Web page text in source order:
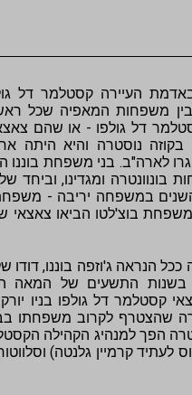
העיירה קסטלמר דל
משפחות המאפיה שכל
דל גולפו - או שהם
בקוזה נוסטרה והיא היתה
לארה"ב. בני משפחת בוננו
ומגדינו, וביחד
במשפחה יריבה -
משפחת בוצ'לטו הביאו
הנראה ג'וזפה בוננו, דודו
קסטלמר דל גולפו בניו
שהצטרף לקרוב משפחתו
ובונוונטרה הפך למנהיג הקהילה
קרמיין גלנטה)